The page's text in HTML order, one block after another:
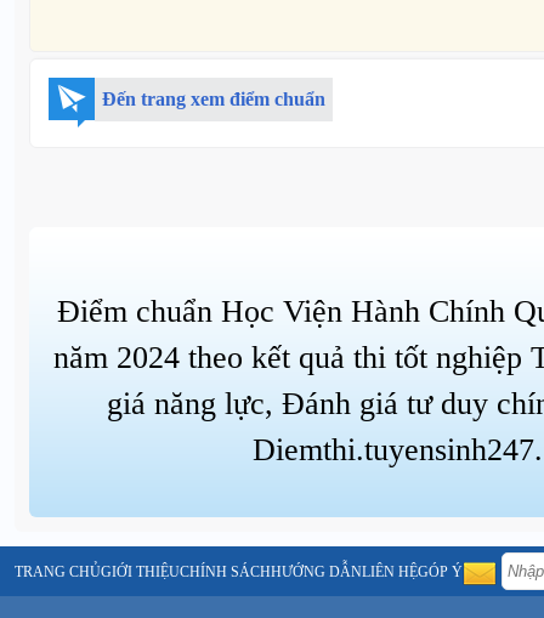
Đến trang xem điểm chuẩn
Điểm chuẩn Học Viện Hành Chính
năm 2024 theo kết quả thi tốt nghiệp
giá năng lực, Đánh giá tư duy
TRANG CHỦGIỚI THIỆUCHÍNH SÁCHHƯỚNG DẪNLIÊN HỆGÓP Ý